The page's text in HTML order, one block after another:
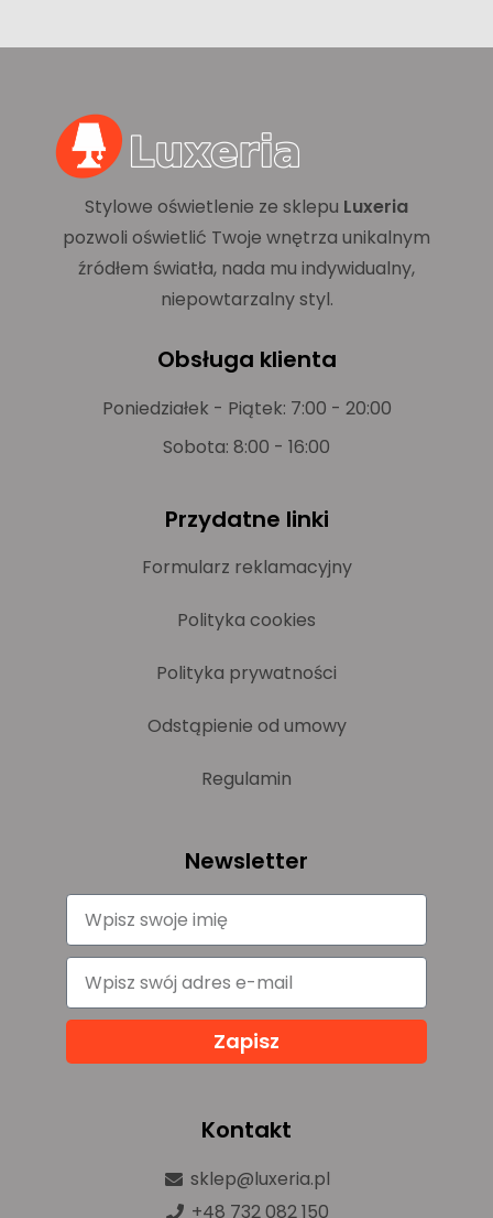
Stylowe oświetlenie ze sklepu Luxeria
pozwoli oświetlić Twoje wnętrza unikalnym
źródłem światła, nada mu indywidualny,
niepowtarzalny styl.
Obsługa klienta
Poniedziałek - Piątek: 7:00 - 20:00
Sobota: 8:00 - 16:00
Przydatne linki
Formularz reklamacyjny
Polityka cookies
Polityka prywatności
Odstąpienie od umowy
Regulamin
Newsletter
Zapisz
Kontakt
sklep@luxeria.pl
+48 732 082 150